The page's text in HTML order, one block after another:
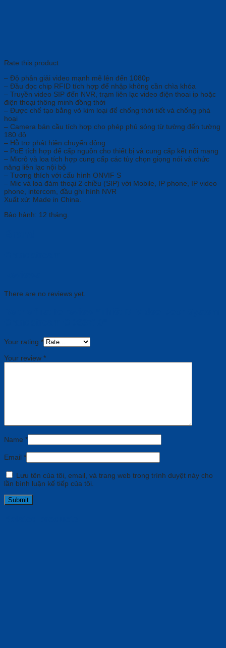
Rate this product
– Độ phân giải video mạnh mẽ lên đến 1080p
– Đầu đọc chip RFID tích hợp để nhập không cần chìa khóa
– Truyền video SIP đến NVR, trạm liên lạc video điện thoai ip hoặc
điện thoại thông minh đồng thời
– Được chế tạo bằng vỏ kim loại để chống thời tiết và chống phá
hoại
– Camera bán cầu tích hợp cho phép phủ sóng từ tường đến tường
180 độ
– Hỗ trợ phát hiện chuyển động
– PoE tích hợp để cấp nguồn cho thiết bị và cung cấp kết nối mạng
– Micrô và loa tích hợp cung cấp các tùy chọn giọng nói và chức
năng liên lạc nội bộ
– Tương thích với cấu hình ONVIF S
– Mic và loa đàm thoại 2 chiều (SIP) với Mobile, IP phone, IP video
phone, intercom, đầu ghi hình NVR
Xuất xứ: Made in China.
Bảo hành: 12 tháng.
There are no reviews yet.
Your rating *
Your review *
Name *
Email *
Lưu tên của tôi, email, và trang web trong trình duyệt này cho
lần bình luận kế tiếp của tôi.